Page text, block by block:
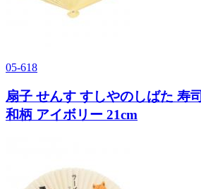
05-618
扇子 せんす すしやのしばた 寿
和柄 アイボリー 21cm